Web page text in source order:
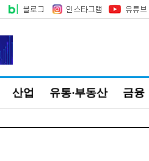
산업 유통·부동산 금융